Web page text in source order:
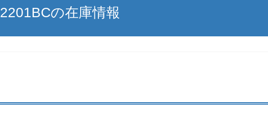
2201BCの在庫情報